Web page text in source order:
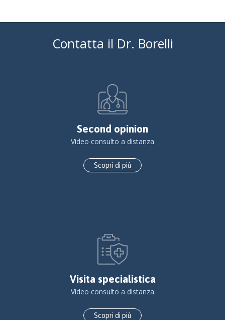
Contatta il Dr. Borelli
Second opinion
Video consulto a distanza
Scopri di più
Visita specialistica
Video consulto a distanza
Scopri di più